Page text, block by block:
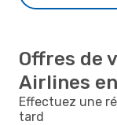
Offres de
Airlines
Effectuez une
tard